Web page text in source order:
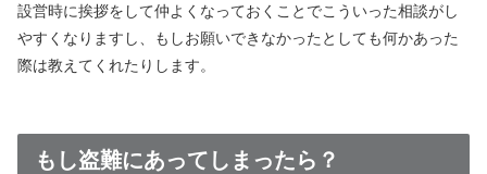
設営時に挨拶をして仲よくなっておくことでこういった相談がし
やすくなりますし、もしお願いできなかったとしても何かあった
際は教えてくれたりします。
もし盗難にあってしまったら？